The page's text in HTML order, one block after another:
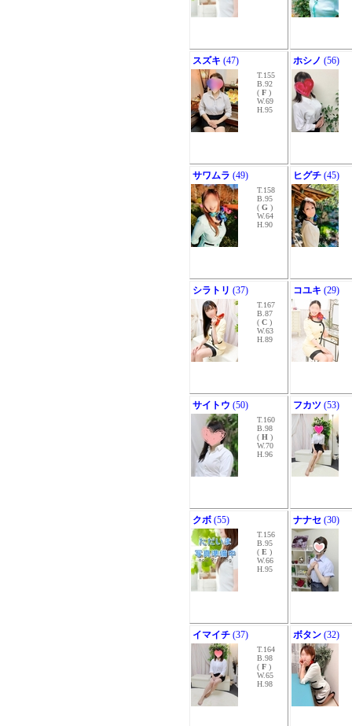
スズキ (47)
T.155
B.92
( F )
W.69
H.95
ホシノ (56)
サワムラ (49)
T.158
B.95
( G )
W.64
H.90
ヒグチ (45)
シラトリ (37)
T.167
B.87
( C )
W.63
H.89
コユキ (29)
サイトウ (50)
T.160
B.98
( H )
W.70
H.96
フカツ (53)
クボ (55)
T.156
B.95
( E )
W.66
H.95
ナナセ (30)
イマイチ (37)
T.164
B.98
( F )
W.65
H.98
ボタン (32)